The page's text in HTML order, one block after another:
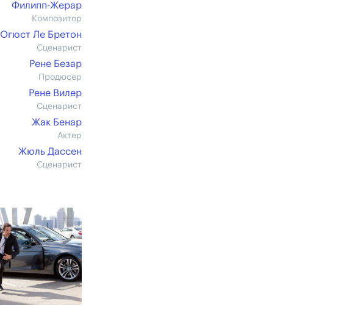
Филипп-Жерар
Композитор
Огюст Ле Бретон
Сценарист
Рене Безар
Продюсер
Рене Вилер
Сценарист
Жак Бенар
Актер
Жюль Дассен
Сценарист